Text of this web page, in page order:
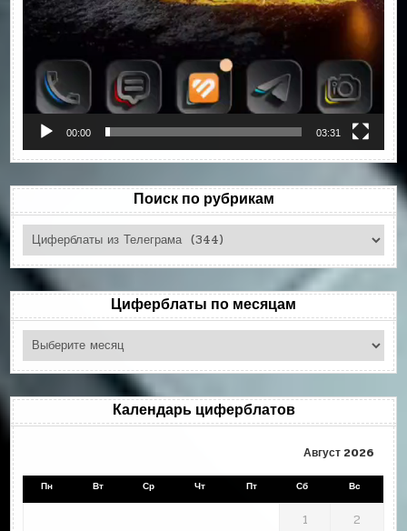
00:00 03:31
Поиск по рубрикам
Поиск
по
рубрикам
Циферблаты по месяцам
Циферблаты
по
месяцам
Календарь циферблатов
Август 2026
Пн Вт Ср Чт Пт Сб Вс
1
2